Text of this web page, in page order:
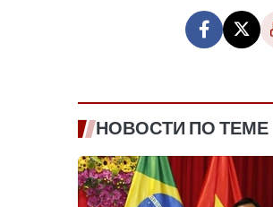
НОВОСТИ ПО ТЕМЕ